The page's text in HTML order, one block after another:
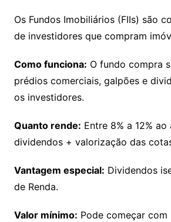
Os Fundos Imobiliários (FIIs) são
de investidores que compram
Como funciona: O fundo compra
prédios comerciais, galpões e
os investidores.
Quanto rende: Entre 8% a 12% ao
dividendos + valorização das
Vantagem especial: Dividendos
de Renda.
Valor mínimo: Pode começar com